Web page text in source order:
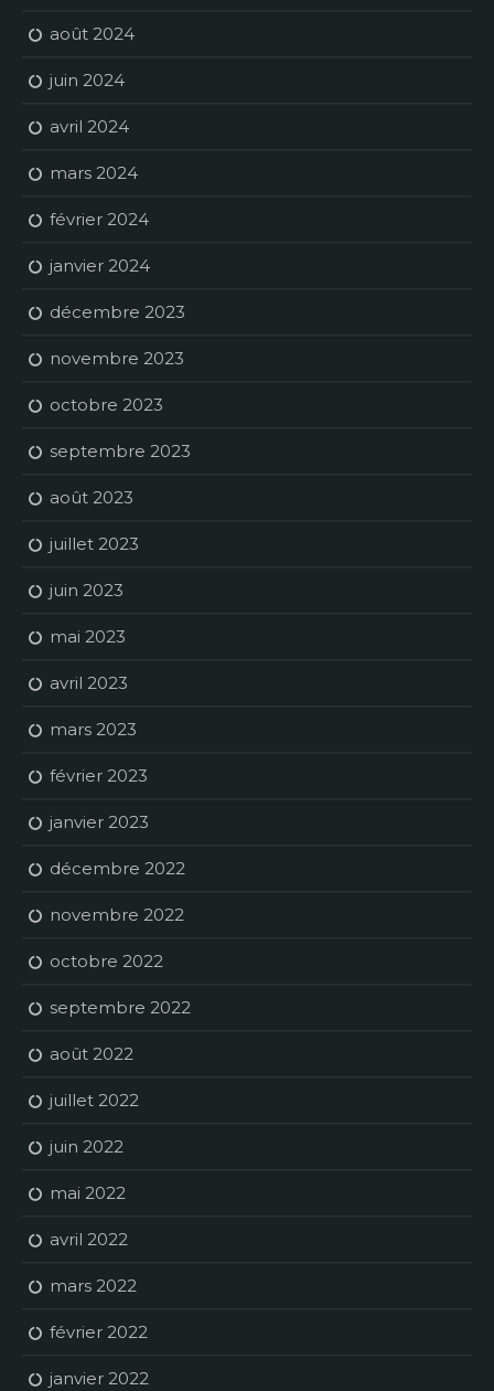
août 2024
juin 2024
avril 2024
mars 2024
février 2024
janvier 2024
décembre 2023
novembre 2023
octobre 2023
septembre 2023
août 2023
juillet 2023
juin 2023
mai 2023
avril 2023
mars 2023
février 2023
janvier 2023
décembre 2022
novembre 2022
octobre 2022
septembre 2022
août 2022
juillet 2022
juin 2022
mai 2022
avril 2022
mars 2022
février 2022
janvier 2022